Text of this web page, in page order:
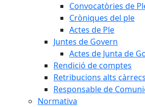
Convocatòries de
Cròniques del ple
Actes de Ple
Juntes de Govern
Actes de Junta de
Rendició de comptes
Retribucions alts
Responsable de
Normativa